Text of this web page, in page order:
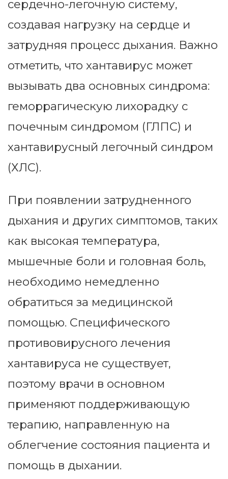
сердечно-легочную систему,
создавая нагрузку на сердце и
затрудняя процесс дыхания. Важно
отметить, что хантавирус может
вызывать два основных синдрома:
геморрагическую лихорадку с
почечным синдромом (ГЛПС) и
хантавирусный легочный синдром
(ХЛС).
При появлении затрудненного
дыхания и других симптомов, таких
как высокая температура,
мышечные боли и головная боль,
необходимо немедленно
обратиться за медицинской
помощью. Специфического
противовирусного лечения
хантавируса не существует,
поэтому врачи в основном
применяют поддерживающую
терапию, направленную на
облегчение состояния пациента и
помощь в дыхании.